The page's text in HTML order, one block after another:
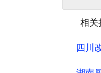
相关
四川